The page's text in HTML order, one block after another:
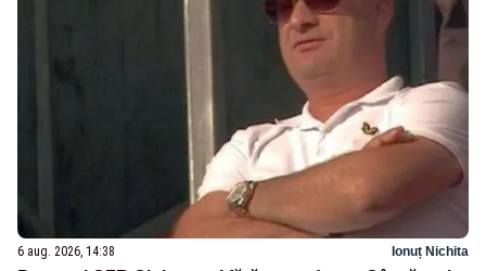
6 aug. 2026, 14:38 Ionuț Nichita